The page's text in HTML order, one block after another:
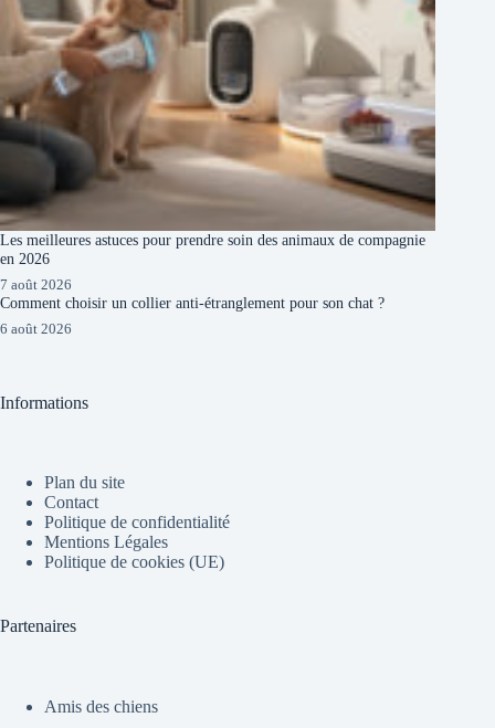
Les meilleures astuces pour prendre soin des animaux de compagnie
en 2026
7 août 2026
Comment choisir un collier anti-étranglement pour son chat ?
6 août 2026
Informations
Plan du site
Contact
Politique de confidentialité
Mentions Légales
Politique de cookies (UE)
Partenaires
Amis des chiens